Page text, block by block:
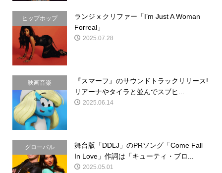
ヒップホップ
ランジ x クリファー「I’m Just A Woman
Forreal」
2025.07.28
映画音楽
『スマーフ』のサウンドトラックリリース!
リアーナやタイラと並んでスブヒ...
2025.06.14
グローバル
舞台版「DDLJ」のPRソング「Come Fall
In Love」作詞は「キューティ・ブロ...
2025.05.01